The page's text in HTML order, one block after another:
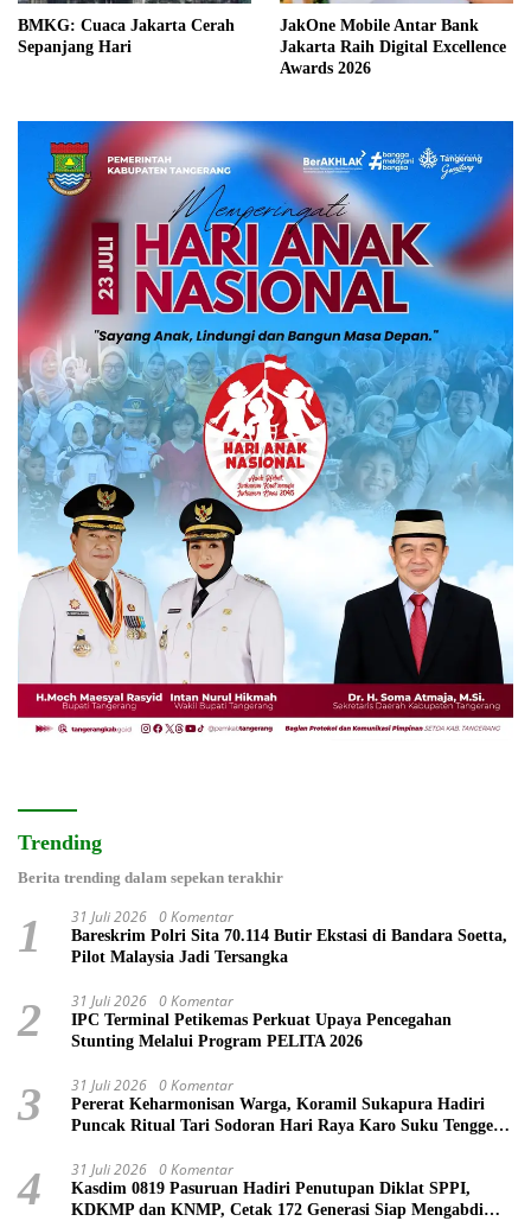
BMKG: Cuaca Jakarta Cerah
Sepanjang Hari
JakOne Mobile Antar Bank
Jakarta Raih Digital Excellence
Awards 2026
Trending
Berita trending dalam sepekan terakhir
1 31 Juli 2026 0 Komentar
Bareskrim Polri Sita 70.114 Butir Ekstasi di Bandara Soetta,
Pilot Malaysia Jadi Tersangka
2 31 Juli 2026 0 Komentar
IPC Terminal Petikemas Perkuat Upaya Pencegahan
Stunting Melalui Program PELITA 2026
3 31 Juli 2026 0 Komentar
Pererat Keharmonisan Warga, Koramil Sukapura Hadiri
Puncak Ritual Tari Sodoran Hari Raya Karo Suku Tengger
4 31 Juli 2026 0 Komentar
Kasdim 0819 Pasuruan Hadiri Penutupan Diklat SPPI,
KDKMP dan KNMP, Cetak 172 Generasi Siap Mengabdi